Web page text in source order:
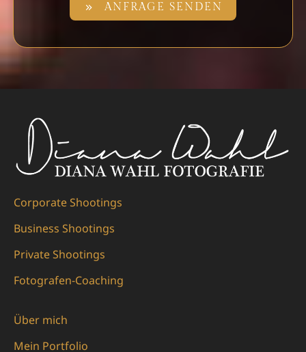
ANFRAGE SENDEN
Corporate Shootings
Business Shootings
Private Shootings
Fotografen-Coaching
Über mich
Mein Portfolio